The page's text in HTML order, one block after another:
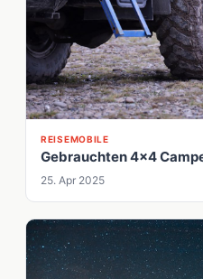
REISEMOBILE
Gebrauchten 4x4
25. Apr 2025